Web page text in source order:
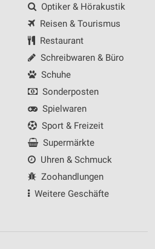
Optiker & Hörakustik
Reisen & Tourismus
Restaurant
Schreibwaren & Büro
Schuhe
Sonderposten
Spielwaren
Sport & Freizeit
Supermärkte
Uhren & Schmuck
Zoohandlungen
Weitere Geschäfte